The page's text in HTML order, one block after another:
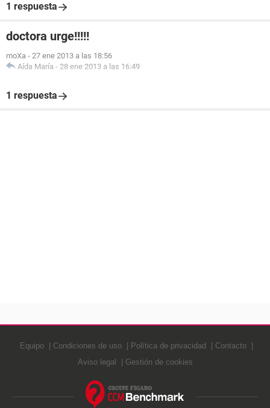
1 respuesta
doctora urge!!!!!
moXa - 27 ene 2013 a las 18:56
Aída María - 28 ene 2013 a las 16:49
1 respuesta
Equipo Condiciones de uso Política de privacidad
Contacto
Aviso legal
Gestión de cookies